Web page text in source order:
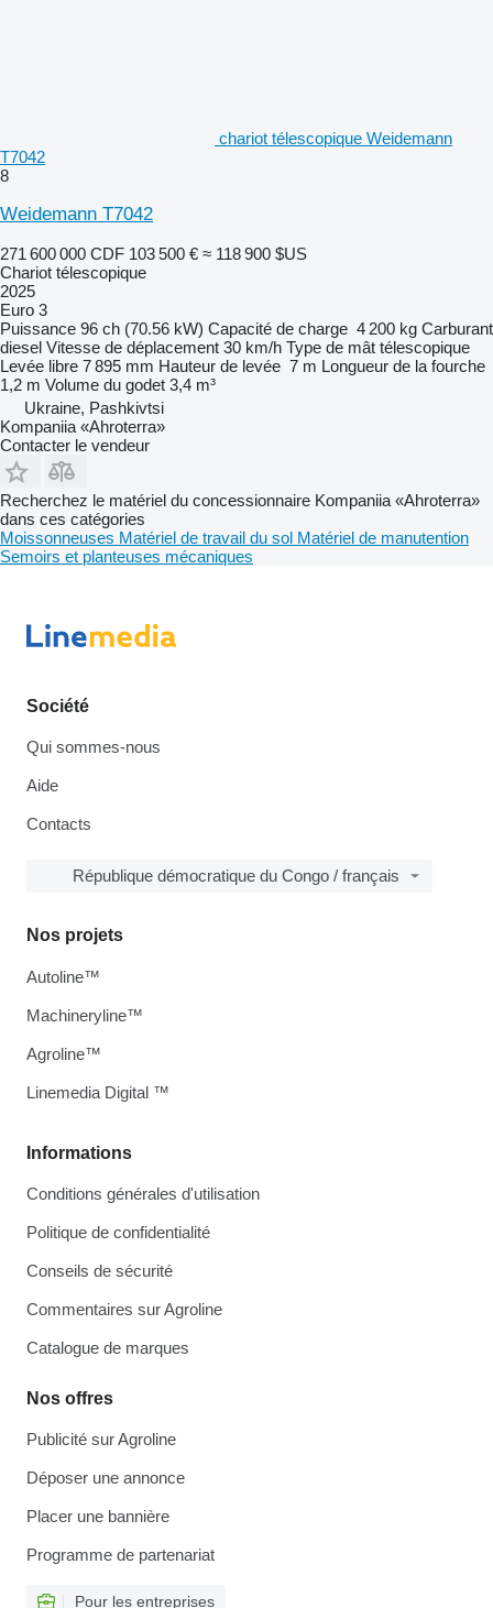
chariot télescopique Weidemann
T7042
8
Weidemann T7042
271 600 000 CDF 103 500 € ≈ 118 900 $US
Chariot télescopique
2025
Euro 3
Puissance 96 ch (70.56 kW) Capacité de charge 4 200 kg Carburant
diesel Vitesse de déplacement 30 km/h Type de mât télescopique
Levée libre 7 895 mm Hauteur de levée 7 m Longueur de la fourche
1,2 m Volume du godet 3,4 m³
Ukraine, Pashkivtsi
Kompaniia «Ahroterra»
Contacter le vendeur
Recherchez le matériel du concessionnaire Kompaniia «Ahroterra»
dans ces catégories
Moissonneuses Matériel de travail du sol Matériel de manutention
Semoirs et planteuses mécaniques
Société
Qui sommes-nous
Aide
Contacts
République démocratique du Congo / français
Informations
Conditions générales d'utilisation
Politique de confidentialité
Conseils de sécurité
Commentaires sur Agroline
Catalogue de marques
Nos offres
Publicité sur Agroline
Déposer une annonce
Placer une bannière
Programme de partenariat
Pour les entreprises
Nos projets
Autoline™
Machineryline™
Agroline™
Linemedia Digital ™